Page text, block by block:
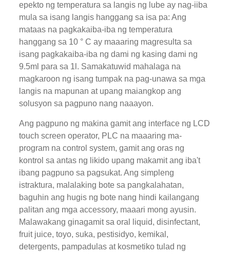
epekto ng temperatura sa langis ng lube ay nag-iiba
mula sa isang langis hanggang sa isa pa: Ang
mataas na pagkakaiba-iba ng temperatura
hanggang sa 10 ° C ay maaaring magresulta sa
isang pagkakaiba-iba ng dami ng kasing dami ng
9.5ml para sa 1l. Samakatuwid mahalaga na
magkaroon ng isang tumpak na pag-unawa sa mga
langis na mapunan at upang maiangkop ang
solusyon sa pagpuno nang naaayon.
Ang pagpuno ng makina gamit ang interface ng LCD
touch screen operator, PLC na maaaring ma-
program na control system, gamit ang oras ng
kontrol sa antas ng likido upang makamit ang iba't
ibang pagpuno sa pagsukat. Ang simpleng
istraktura, malalaking bote sa pangkalahatan,
baguhin ang hugis ng bote nang hindi kailangang
palitan ang mga accessory, maaari mong ayusin.
Malawakang ginagamit sa oral liquid, disinfectant,
fruit juice, toyo, suka, pestisidyo, kemikal,
detergents, pampadulas at kosmetiko tulad ng